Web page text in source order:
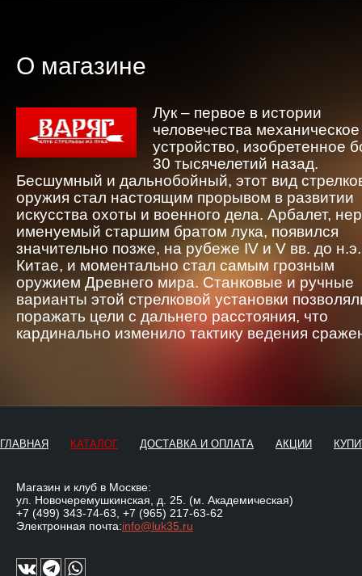
О магазине
Лук – первое в истории
человечества механическое
устройство, изобретенное
30 тысячелетий назад.
Бесшумный и дальнобойный, этот вид
оружия стал настоящим прорывом в развитии
искусства охоты и военного дела. Арбалет,
именуемый старшим братом лука, появился
значительно позже, на рубеже IV и V вв. до
Китае, и моментально стал самым грозным
оружием Древнего мира. Станковые и ручные
варианты этой стрелковой установки
поражать цели с дальнего расстояния, что
кардинально изменило тактику ведения
ГЛАВНАЯ КАТАЛОГ ДОСТАВКА И ОПЛАТА АКЦИИ
Магазин и клуб в Москве:
ул. Новочеремушкинская, д. 25. (м. Академическая)
+7 (499) 343-74-63 +7 (965) 217-63-62
Электронная почта:info@luk35.ru